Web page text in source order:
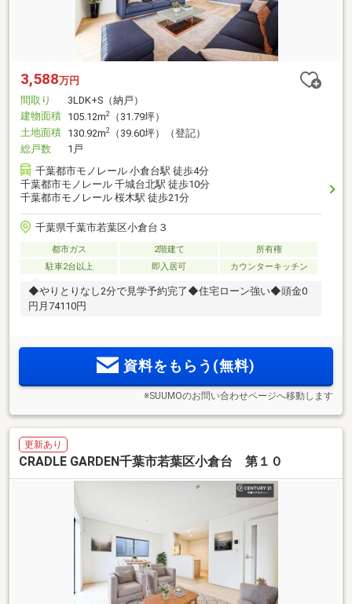
3,588万円
間取り
3LDK+S（納戸）
建物面積 105.12m2
（31.79坪）
土地面積 130.92m2
（39.60坪）（登記）
総戸数
1戸
千葉都市モノレール 小倉台駅 徒歩4分
千葉都市モノレール 千城台北駅 徒歩10分
千葉都市モノレール 桜木駅 徒歩21分
千葉県千葉市若葉区小倉台３
都市ガス 2階建て
所有権
駐車2台以上
即入居可 カウンターキッチン
◆やりとりなし2分で見学予約完了◆住宅ローン強い◆頭金0
円月74110円
資料をもらう(無料)
※SUUMOのお問い合わせページへ移動します
更新あり
CRADLE GARDEN千葉市若葉区小倉台 第１０